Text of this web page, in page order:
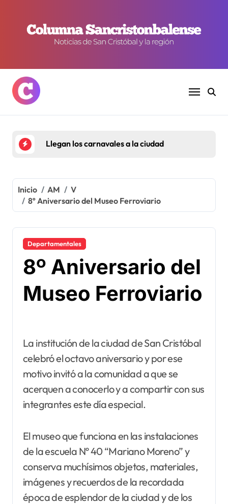
contenido
Llegan los carnavales a la ciudad
Inicio AM
V
8º Aniversario del Museo Ferroviario
Departamentales
8º Aniversario del
Museo Ferroviario
La institución de la ciudad de San Cristóbal
celebró el octavo aniversario y por ese
motivo invitó a la comunidad a que se
acerquen a conocerlo y a compartir con sus
integrantes este día especial.
El museo que funciona en las instalaciones
de la escuela Nº 40 “Mariano Moreno” y
conserva muchísimos objetos, materiales,
imágenes y recuerdos de la recordada
época de esplendor de la ciudad y de los